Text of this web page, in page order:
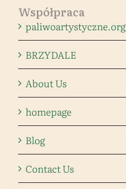
Współpraca
paliwoartystyczne.org
BRZYDALE
About Us
homepage
Blog
Contact Us